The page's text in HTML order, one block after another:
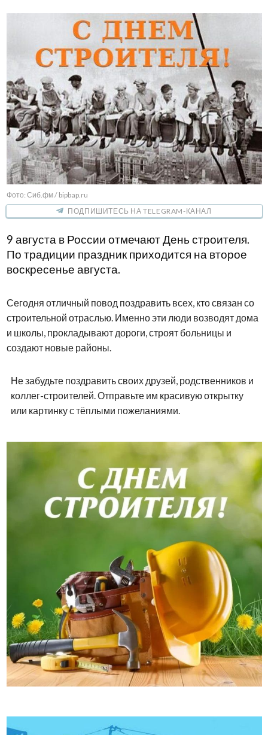
Фото: Сиб.фм / bipbap.ru
ПОДПИШИТЕСЬ НА TELEGRAM-КАНАЛ
9 августа в России отмечают День строителя.
По традиции праздник приходится на второе
воскресенье августа.
Сегодня отличный повод поздравить всех, кто связан со
строительной отраслью. Именно эти люди возводят дома
и школы, прокладывают дороги, строят больницы и
создают новые районы.
Не забудьте поздравить своих друзей, родственников и
коллег-строителей. Отправьте им красивую открытку
или картинку с тёплыми пожеланиями.